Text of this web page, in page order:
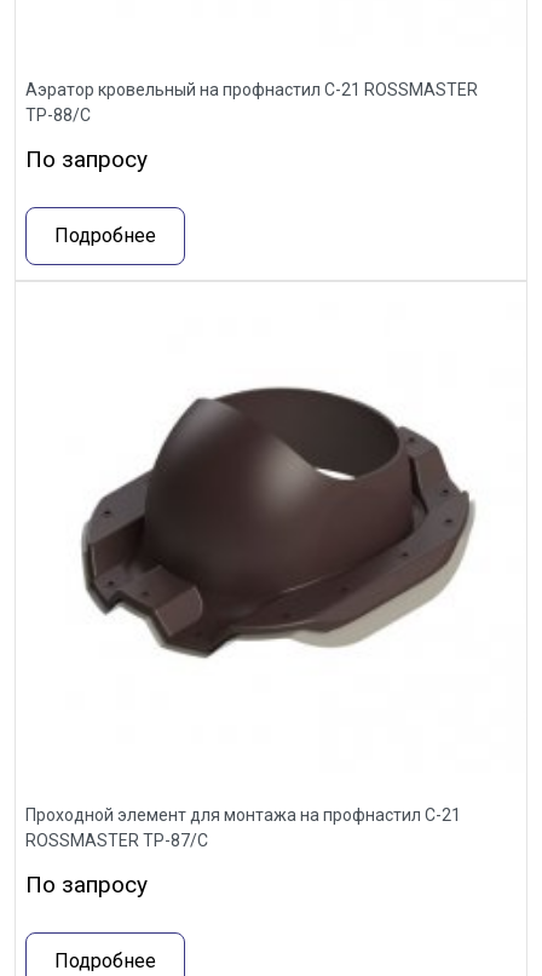
Аэратор кровельный на профнастил С-21 ROSSMASTER
ТР-88/С
По запросу
Подробнее
Проходной элемент для монтажа на профнастил С-21
ROSSMASTER ТР-87/С
По запросу
Подробнее